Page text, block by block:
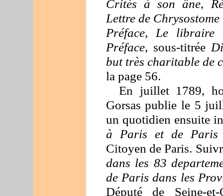
Critès à son âne,
Lettre de
Préface, Le libraire
Préface, sous-titrée
but très charitable de
la page 56.
En juillet 1789,
Gorsas publie le 5
un quotidien ensuite
à Paris et de Paris
Citoyen de Paris.
dans les 83
de Paris dans les
Député de Seine-